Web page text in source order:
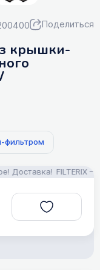
Поделиться
крышки-
фильтром
FILTERIX —